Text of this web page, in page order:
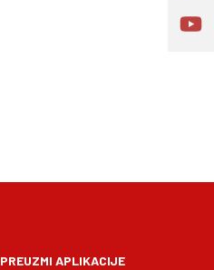
PREUZMI APLIKACIJE